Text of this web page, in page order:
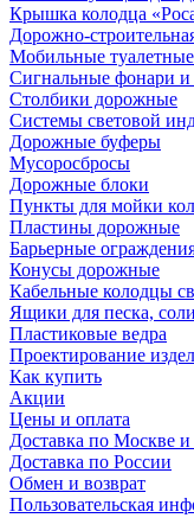
Крышка колодца
Дорожно-
Мобильные
Сигнальные фонари
Столбики дорожные
Системы световой
Дорожные буферы
Мусоросбросы
Дорожные блоки
Пункты для мойки
Пластины дорожные
Барьерные
Конусы дорожные
Кабельные колодцы
Ящики для песка,
Пластиковые ведра
Проектирование
Как купить
Акции
Цены и оплата
Доставка по Москве и
Доставка по России
Обмен и возврат
Пользовательская